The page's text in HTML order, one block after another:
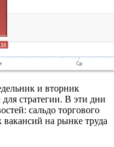
и вторник
стратегии. В эти дни
сальдо торгового
на рынке труда